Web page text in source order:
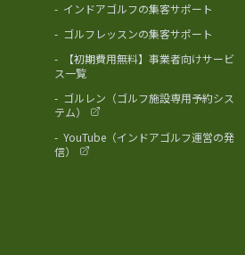
- インドアゴルフの集客サポート
- ゴルフレッスンの集客サポート
-
【初期費用無料】事業者向けサービ
ス一覧
- ゴルレン（ゴルフ施設専用予約シス
テム）
- YouTube（インドアゴルフ運営の発
信）